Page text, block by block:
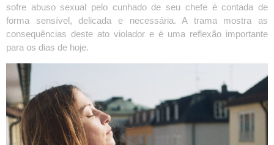
sofre abuso sexual pelo cunhado de seu chefe é contada de
forma sensível, delicada e necessária. A trama mostra as
consequências deste ato violador e é uma reflexão importante
para os dias de hoje.